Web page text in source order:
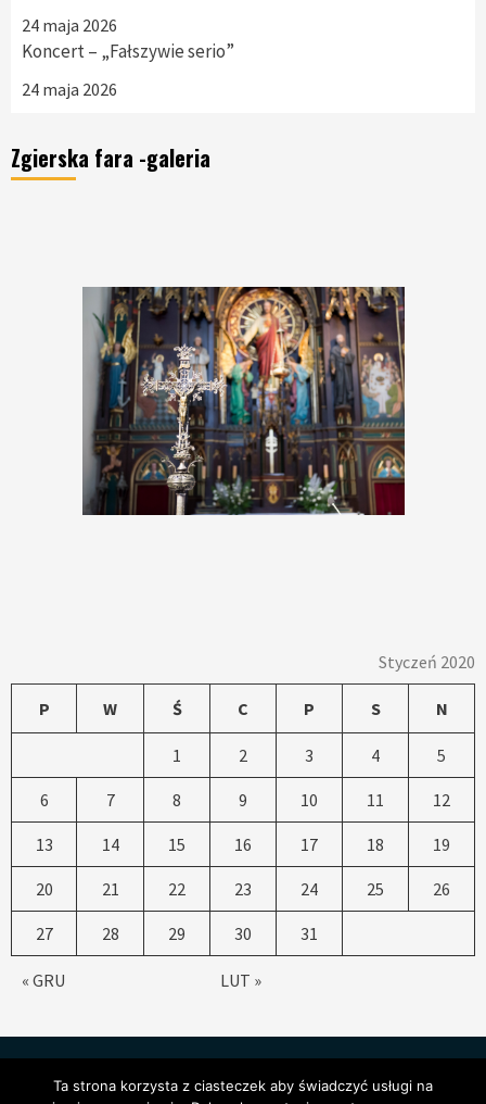
24 maja 2026
Koncert – „Fałszywie serio”
24 maja 2026
Zgierska fara -galeria
Styczeń 2020
P W Ś C P S N
« GRU LUT »
1 2 3 4 5
6 7 8 9 10 11 12
13 14 15 16 17 18 19
20 21 22 23 24 25 26
27 28 29 30 31
Ta strona korzysta z ciasteczek aby świadczyć usługi na